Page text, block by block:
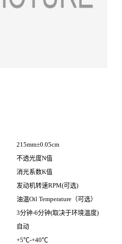
215mm±0.05cm
不透光度N值
消光系数K值
发动机转速RPM(可选)
油温Oil Temperature（可选）
3分钟-6分钟(取决于环境温度)
自动
+5℃-+40℃